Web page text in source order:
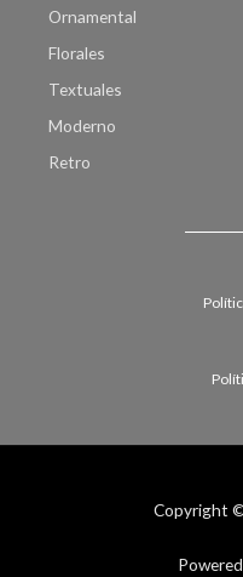
Ornamental
Florales
Textuales
Moderno
Retro
Copyright